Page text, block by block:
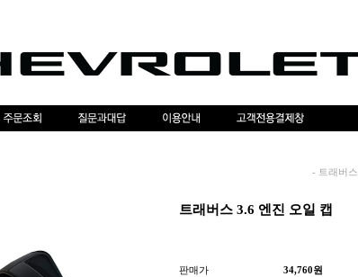
- 트래버스
트래버스 3.6 엔진 오일 캡
판매가 34,760원